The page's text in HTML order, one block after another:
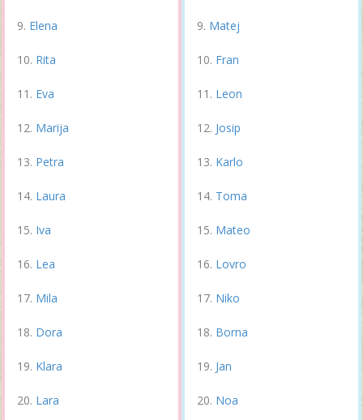
Elena
Rita
Eva
Marija
Petra
Laura
Iva
Lea
Mila
Dora
Klara
Lara
Matej
Fran
Leon
Josip
Karlo
Toma
Mateo
Lovro
Niko
Borna
Jan
Noa